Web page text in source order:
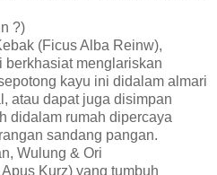
?)
(Ficus Alba Reinw),
menglariskan
kayu ini didalam almari
atau dapat juga disimpan
didalam rumah dipercaya
sandang pangan.
Wulung & Ori
Kurz) yang tumbuh